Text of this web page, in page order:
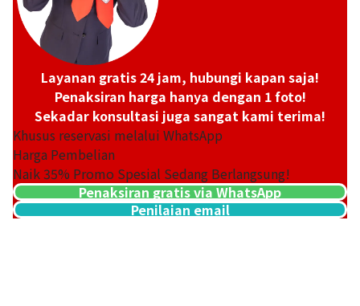
Layanan gratis 24 jam, hubungi kapan saja!
Penaksiran harga hanya dengan 1 foto!
Sekadar konsultasi juga sangat kami terima!
Khusus reservasi melalui WhatsApp
Harga Pembelian
Naik35% Promo Spesial Sedang Berlangsung!
Penaksiran gratis via WhatsApp
Penilaian email